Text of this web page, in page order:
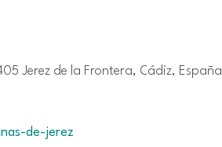
Jerez de la Frontera, Cádiz, España
de-jerez